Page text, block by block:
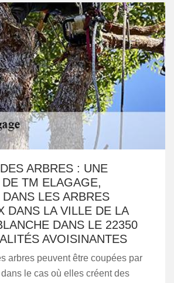
ARBRES : UNE
TM ELAGAGE,
LES ARBRES
DANS LA VILLE DE LA
DANS LE 22350
AVOISINANTES
arbres peuvent être coupées par
le cas où elles créent des